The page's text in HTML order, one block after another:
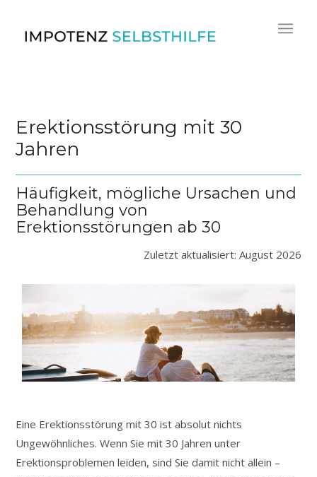
Erektionsstörung mit 30
Jahren
Häufigkeit, mögliche Ursachen und
Behandlung von
Erektionsstörungen ab 30
Zuletzt aktualisiert: August 2026
Eine Erektionsstörung mit 30 ist absolut nichts
Ungewöhnliches. Wenn Sie mit 30 Jahren unter
Erektionsproblemen leiden, sind Sie damit nicht allein –